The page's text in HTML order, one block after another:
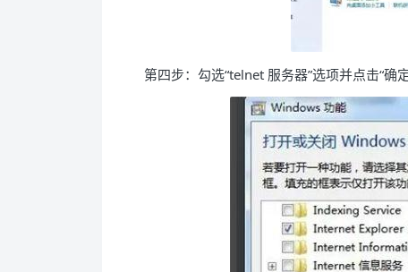
第四步：勾选“telnet 服务器”选项并点击“确